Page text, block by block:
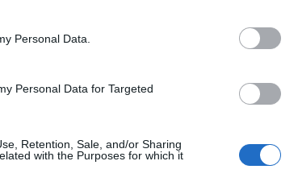
Personal Data.
Personal Data for Targeted
Retention, Sale, and/or Sharing
with the Purposes for which it